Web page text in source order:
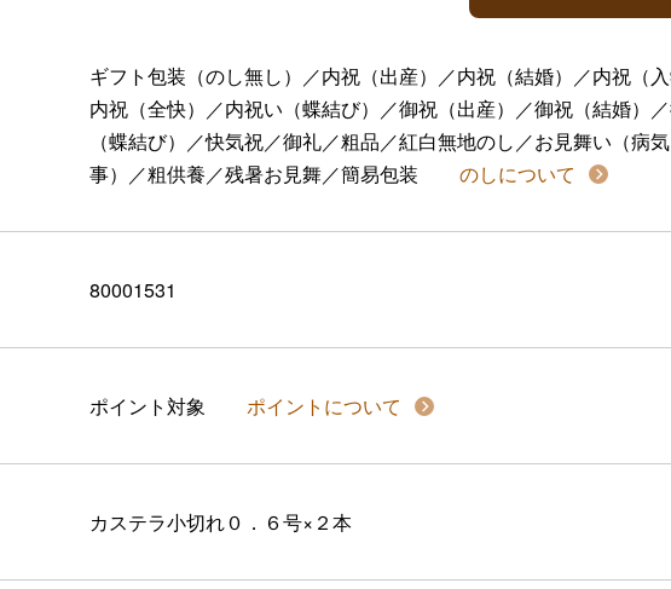
ギフト包装（のし無し）／内祝（出産）／内祝（結婚）／内祝（
内祝（全快）／内祝い（蝶結び）／御祝（出産）／御祝（結婚）
（蝶結び）／快気祝／御礼／粗品／紅白無地のし／お見舞い（病
事）／粗供養／残暑お見舞／簡易包装
のしについて
80001531
ポイント対象 ポイントについて
カステラ小切れ０．６号×２本